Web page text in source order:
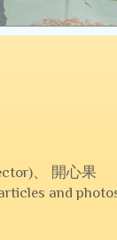
、 開心果
and